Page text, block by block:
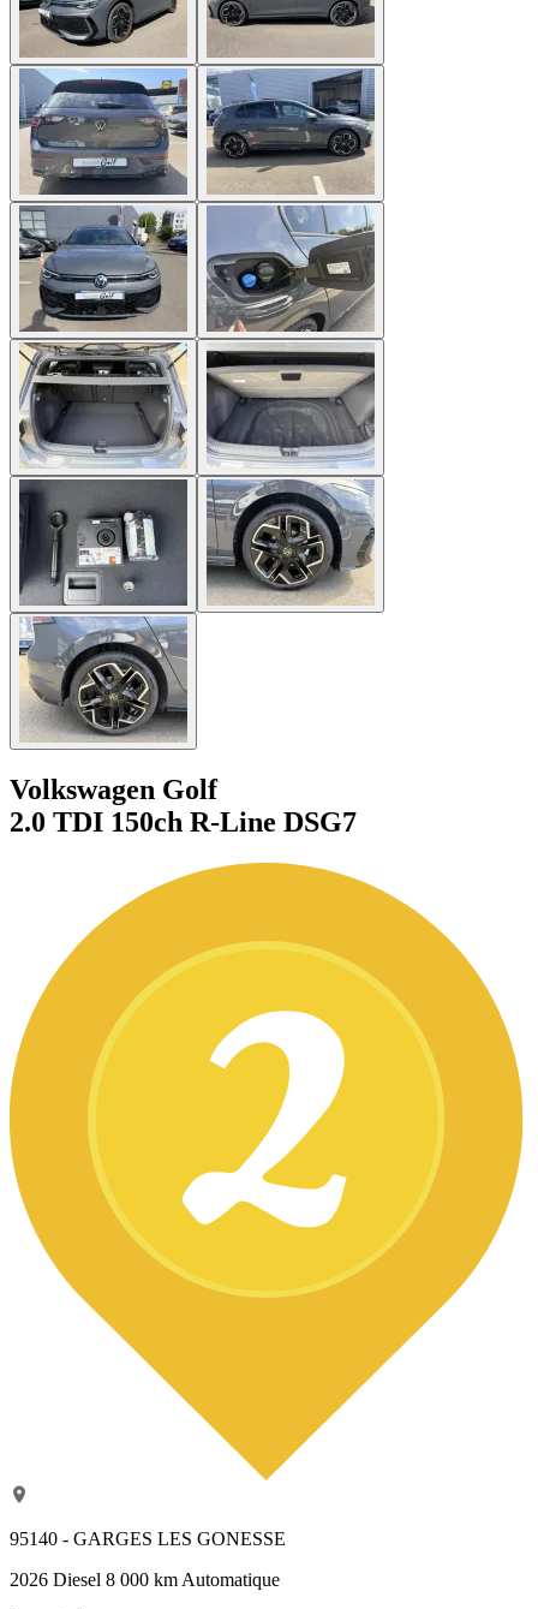
Volkswagen Golf
2.0 TDI 150ch R-Line DSG7
95140 - GARGES LES GONESSE
2026 Diesel 8 000 km Automatique